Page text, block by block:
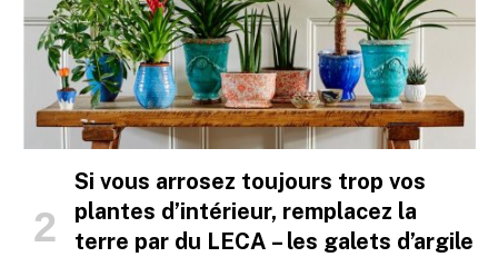
Si vous arrosez toujours trop vos
plantes d’intérieur, remplacez la
terre par du LECA – les galets d’argile